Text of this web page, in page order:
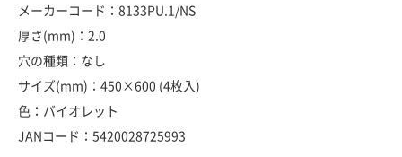
メーカーコード：8133PU.1/NS
厚さ(mm)：2.0
穴の種類：なし
サイズ(mm)：450×600 (4枚入)
色：バイオレット
JANコード：5420028725993